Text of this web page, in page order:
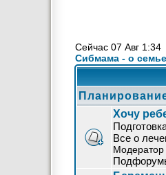
Сейчас 07 Авг 1:34
Сибмама - о
Хочу
Все о
Модератор